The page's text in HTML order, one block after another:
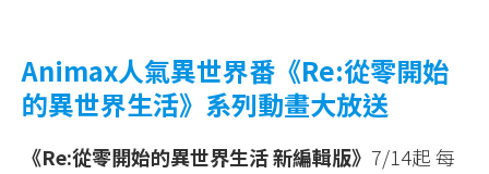
Animax人氣異世界番《Re:從零開始
的異世界生活》系列動畫大放送
《Re:從零開始的異世界生活 新編輯版》 7/14起 每